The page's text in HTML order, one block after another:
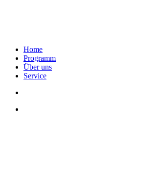
Home
Programm
Über uns
Service